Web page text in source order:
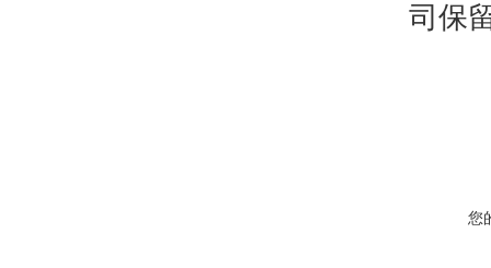
司保
您